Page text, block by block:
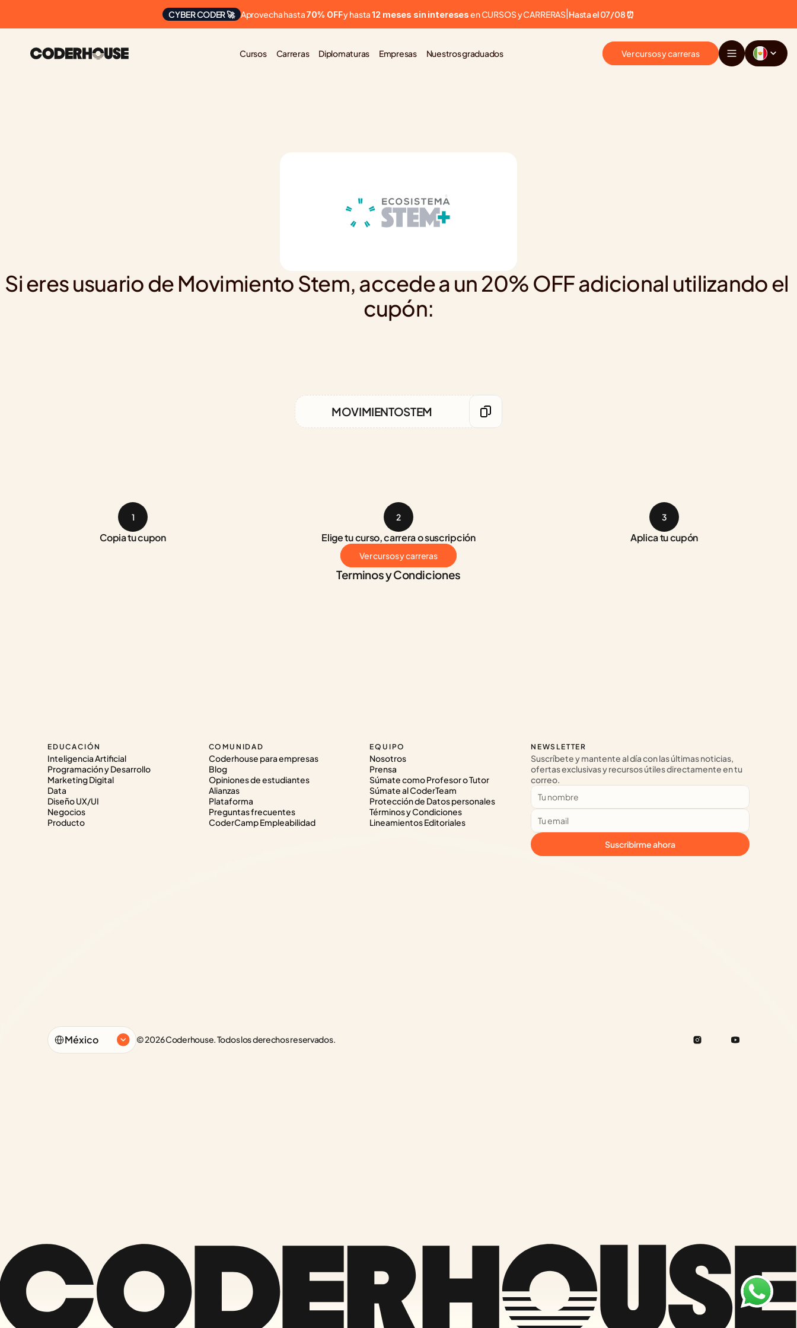
CYBER CODER 🚀 Aprovecha hasta 70% OFF y hasta 12 meses sin intereses en CURSOS y CARRERAS Hasta el 07/08 ⏰
Cursos Carreras Diplomaturas Empresas Nuestros graduados Ver cursos y carreras
Si eres usuario de Movimiento Stem, accede a un 20% OFF adicional utilizando el
cupón:
MOVIMIENTOSTEM
1
Copia tu cupon
2
Elige tu curso, carrera o suscripción
3
Aplica tu cupón
Ver cursos y carreras
Terminos y Condiciones
EDUCACIÓN
Inteligencia Artificial
Programación y Desarrollo
Marketing Digital
Data
Diseño UX/UI
Negocios
Producto
COMUNIDAD
Coderhouse para empresas
Blog
Opiniones de estudiantes
Alianzas
Plataforma
Preguntas frecuentes
CoderCamp Empleabilidad
EQUIPO
Nosotros
Prensa
Súmate como Profesor o Tutor
Súmate al CoderTeam
Protección de Datos personales
Términos y Condiciones
Lineamientos Editoriales
NEWSLETTER
Suscríbete y mantente al día con las últimas noticias,
ofertas exclusivas y recursos útiles directamente en tu
correo.
Suscribirme ahora
Select Language
México © 2026 Coderhouse. Todos los derechos reservados.